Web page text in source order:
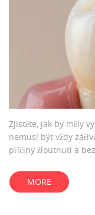
Zjistěte, jak by měly
nemusí být vždy
příčiny žloutnutí a
MORE